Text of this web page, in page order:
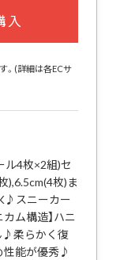
入
。(詳細は各ECサ
ル4枚×2組)セ
),6.5cm(4枚)ま
スニーカー
ム構造】ハニ
♪柔らかく復
性能が優秀♪